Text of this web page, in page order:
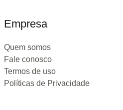
Empresa
Quem somos
Fale conosco
Termos de uso
Políticas de Privacidade